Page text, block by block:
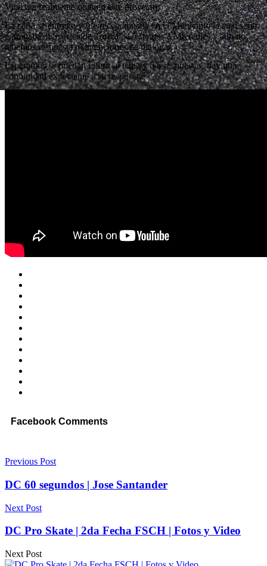
Vitacura realmente quieren este proyecto.
La carta se entrego y fue recepcionada en el Municipio la cual seria
entregada al Sr Alcalde Torrealba, estamos a Miércoles y aun no
tenemos respuesta ni intenciones de dialogar.
Esperamos se puedan referir al tema y dar respuestas, hay una
comunidad expectante a su respuesta!
Facebook Comments
Previous Post
DC 60 segundos | Jose Santander
Next Post
DC Pro Skate | 2da Fecha FSCH | Fotos y Video
Next Post